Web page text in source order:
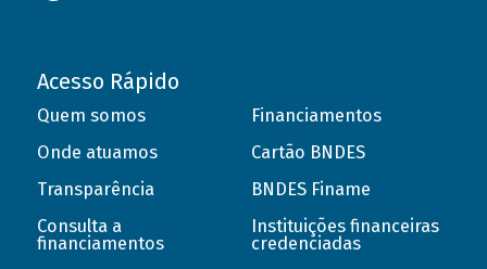
Acesso Rápido
Quem somos
Onde atuamos
Transparência
Consulta a
financiamentos
Financiamentos
Cartão BNDES
BNDES Finame
Instituições financeiras
credenciadas